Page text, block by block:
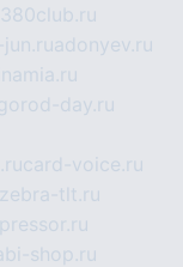
adonyev.ru
day.ru
card-voice.ru
zebra-tlt.ru
shop.ru